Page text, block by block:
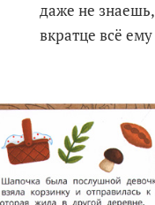
даже не
вкратце всё ему